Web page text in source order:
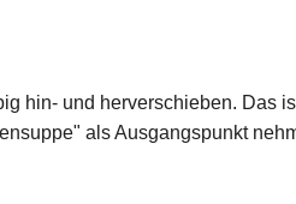
hin- und herverschieben. Das
als Ausgangspunkt